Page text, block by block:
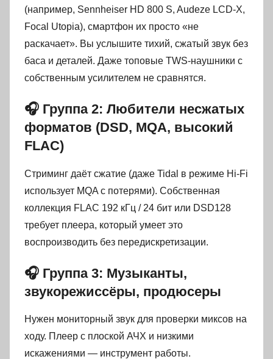
(например, Sennheiser HD 800 S, Audeze LCD-X,
Focal Utopia), смартфон их просто «не
раскачает». Вы услышите тихий, сжатый звук без
баса и деталей. Даже топовые TWS-наушники с
собственным усилителем не сравнятся.
🎧 Группа 2: Любители несжатых
форматов (DSD, MQA, высокий
FLAC)
Стриминг даёт сжатие (даже Tidal в режиме Hi-Fi
использует MQA с потерями). Собственная
коллекция FLAC 192 кГц / 24 бит или DSD128
требует плеера, который умеет это
воспроизводить без передискретизации.
🎧 Группа 3: Музыканты,
звукорежиссёры, продюсеры
Нужен мониторный звук для проверки миксов на
ходу. Плеер с плоской АЧХ и низкими
искажениями — инструмент работы.